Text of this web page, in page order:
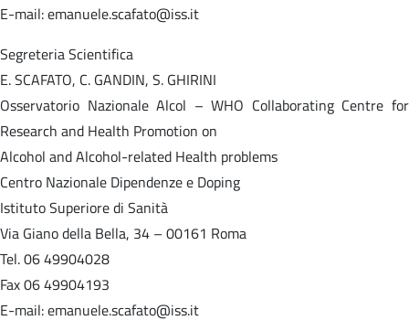
E-mail: emanuele.scafato@iss.it
Segreteria Scientifica
E. SCAFATO, C. GANDIN, S. GHIRINI
Osservatorio Nazionale Alcol – WHO Collaborating Centre for
Research and Health Promotion on
Alcohol and Alcohol-related Health problems
Centro Nazionale Dipendenze e Doping
Istituto Superiore di Sanità
Via Giano della Bella, 34 – 00161 Roma
Tel. 06 49904028
Fax 06 49904193
E-mail: emanuele.scafato@iss.it